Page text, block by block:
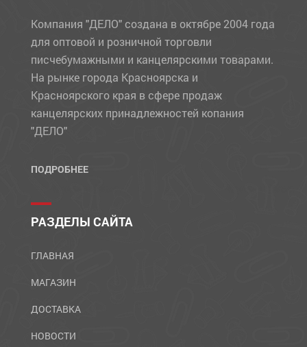
Компания "ДЕЛО" создана в октябре 2004 года
для оптовой и розничной торговли
писчебумажными и канцелярскими товарами.
На рынке города Красноярска и
Красноярского края в сфере продаж
канцелярских принадлежностей копания
"ДЕЛО"
ПОДРОБНЕЕ
РАЗДЕЛЫ САЙТА
ГЛАВНАЯ
МАГАЗИН
ДОСТАВКА
НОВОСТИ